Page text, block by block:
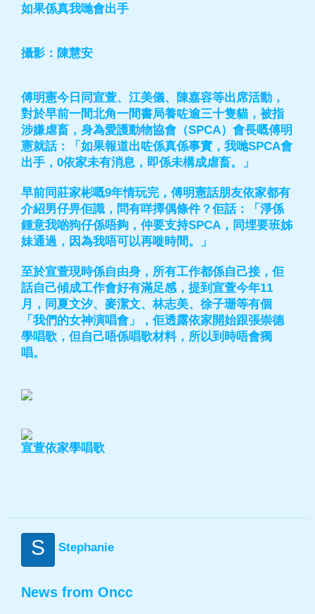
如果係真我哋會出手
攝影：陳慧安
傅明憲今日同宣萱、江美儀、陳嘉容等出席活動，
對於早前一間北角一間書局養咗逾三十隻貓，被指
涉嫌虐畜，身為愛護動物協會（SPCA）會長嘅傅明
憲就話：「如果報道出咗係真係事實，我哋SPCA會
出手，0依家未有消息，即係未構成虐畜。」
早前同莊家彬嘅9年情玩完，傅明憲話朋友依家都有
介紹男仔畀佢識，問有咩擇偶條件？佢話：「淨係
鍾意我啲狗仔係唔夠，仲要支持SPCA，同埋要班姊
妹通過，因為我唔可以再嘥時間。」
至於宣萱現時係自由身，所有工作都係自己接，佢
話自己傾成工作會好有滿足感，提到宣萱今年11
月，同夏文汐、麥潔文、林志美、徐子珊等有個
「我們的女神演唱會」，佢透露依家開始跟張崇德
學唱歌，但自己唔係唱歌材料，所以到時唔會獨
唱。
宣萱依家學唱歌
S Stephanie
News from Oncc